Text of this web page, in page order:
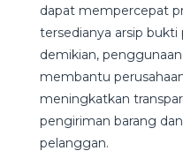
dapat mempercepat
tersedianya arsip
demikian,
membantu
meningkatkan
pengiriman barang
pelanggan.